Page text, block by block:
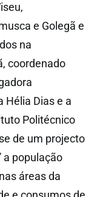
e Golegã e
na
coordenado
Hélia Dias e a
Politécnico
de um projecto
a população
áreas da